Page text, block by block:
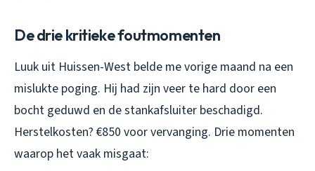
De drie kritieke foutmomenten
Luuk uit Huissen-West belde me vorige maand na een
mislukte poging. Hij had zijn veer te hard door een
bocht geduwd en de stankafsluiter beschadigd.
Herstelkosten? €850 voor vervanging. Drie momenten
waarop het vaak misgaat: